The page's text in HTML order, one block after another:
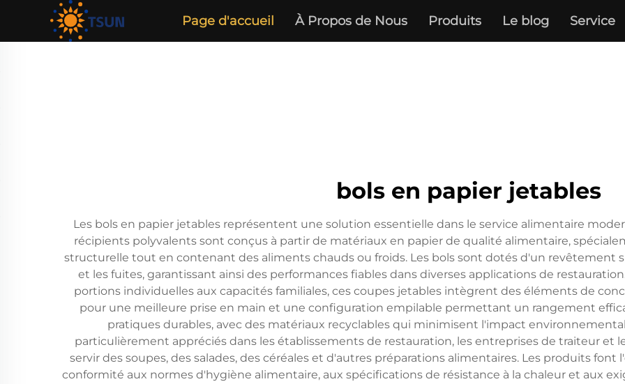
Page d'accueil À Propos de Nous Produits Le blog Service
bols en papier jetables
Les bols en papier jetables représentent une solution essentielle dans le service alimentaire
récipients polyvalents sont conçus à partir de matériaux en papier de qualité alimentaire,
structurelle tout en contenant des aliments chauds ou froids. Les bols sont dotés d'un revêtement
et les fuites, garantissant ainsi des performances fiables dans diverses applications de
portions individuelles aux capacités familiales, ces coupes jetables intègrent des éléments de
pour une meilleure prise en main et une configuration empilable permettant un rangement
pratiques durables, avec des matériaux recyclables qui minimisent l'impact
particulièrement appréciés dans les établissements de restauration, les entreprises de traiteur et
servir des soupes, des salades, des céréales et d'autres préparations alimentaires. Les produits
conformité aux normes d'hygiène alimentaire, aux spécifications de résistance à la chaleur et aux